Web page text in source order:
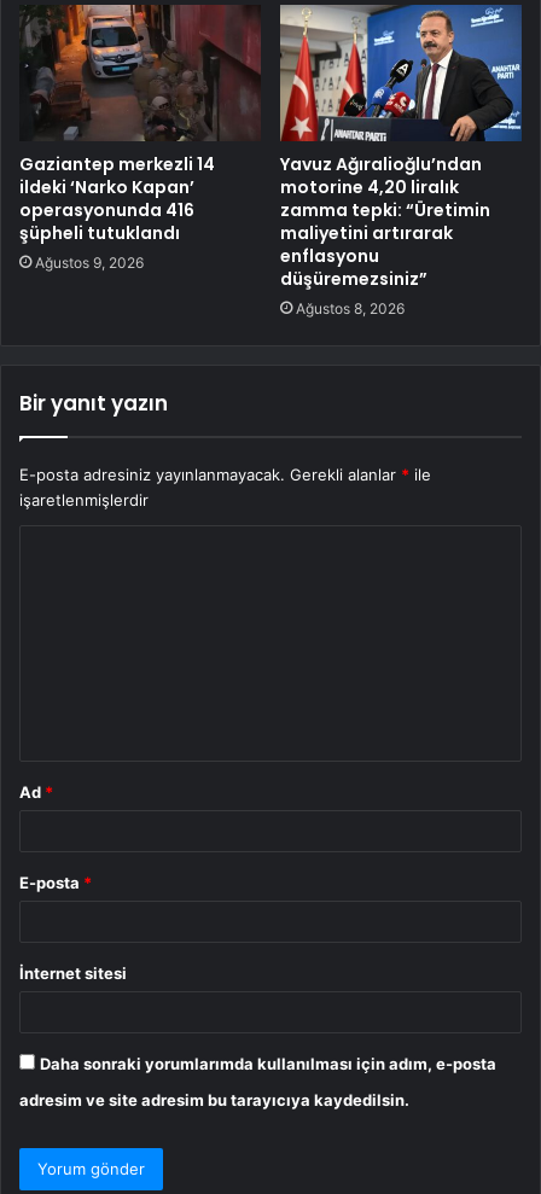
Gaziantep merkezli 14
ildeki ‘Narko Kapan’
operasyonunda 416
şüpheli tutuklandı
Ağustos 9, 2026
Yavuz Ağıralioğlu’ndan
motorine 4,20 liralık
zamma tepki: “Üretimin
maliyetini artırarak
enflasyonu
düşüremezsiniz”
Ağustos 8, 2026
Bir yanıt yazın
E-posta adresiniz yayınlanmayacak. Gerekli alanlar * ile
işaretlenmişlerdir
Ad *
E-posta *
İnternet sitesi
Daha sonraki yorumlarımda kullanılması için adım, e-posta
adresim ve site adresim bu tarayıcıya kaydedilsin.